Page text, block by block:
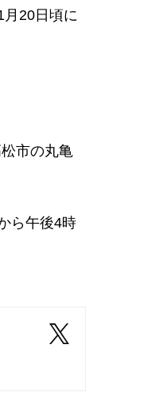
20日頃に
市の丸亀
ら午後4時